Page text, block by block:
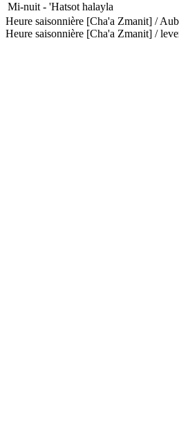
Mi-nuit - 'Hatsot halayla
Heure saisonnière [Cha'a Zmanit] /
Heure saisonnière [Cha'a Zmanit] /